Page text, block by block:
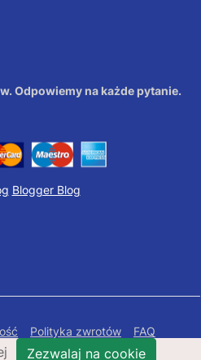
Odpowiemy na każde pytanie.
Blogger Blog
Polityka zwrotów
FAQ
Mapa Strony
Zezwalaj na cookie